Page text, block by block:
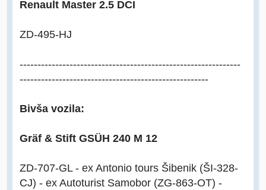
Renault Master 2.5 DCI
ZD-495-HJ
--------------------------------------------------------------
-----------------------------------------------------
Bivša vozila:
Gräf & Stift GSÜH 240 M 12
ZD-707-GL - ex Antonio tours Šibenik (ŠI-328-
CJ) - ex Autoturist Samobor (ZG-863-OT) -